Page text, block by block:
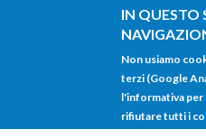
IN QUESTO
Non usiamo
terzi (Google
l'informativa per
rifiutare tutti i
Salta al contenuto principale